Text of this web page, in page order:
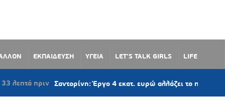
ΕΚΠΑΙΔΕΥΣΗ ΥΓΕΙΑ LET’S TALK GIRLS LIFE
Σαντορίνη: Έργο 4 εκατ. ευρώ αλλάζει το παραλιακό μέτωπο